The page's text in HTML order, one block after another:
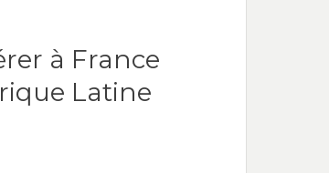
à France
Latine